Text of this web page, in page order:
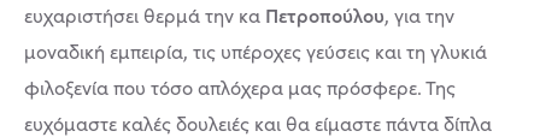
ευχαριστήσει θερμά την κα Πετροπούλου, για την
μοναδική εμπειρία, τις υπέροχες γεύσεις και τη γλυκιά
φιλοξενία που τόσο απλόχερα μας πρόσφερε. Της
ευχόμαστε καλές δουλειές και θα είμαστε πάντα δίπλα